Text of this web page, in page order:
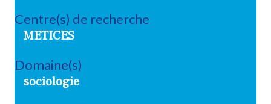
Centre(s) de recherche
METICES
Domaine(s)
sociologie